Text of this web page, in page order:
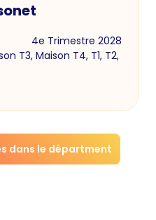
4e Trimestre 2028
T3, Maison T4, T1, T2,
dans le départment